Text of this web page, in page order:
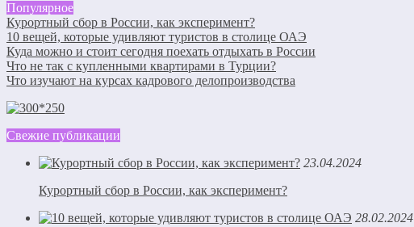
Популярное
Курортный сбор в России, как эксперимент?
10 вещей, которые удивляют туристов в столице ОАЭ
Куда можно и стоит сегодня поехать отдыхать в России
Что не так с купленными квартирами в Турции?
Что изучают на курсах кадрового делопроизводства
Свежие публикации
23.04.2024
Курортный сбор в России, как эксперимент?
28.02.2024